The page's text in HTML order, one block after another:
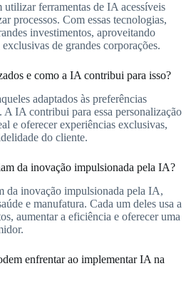
utilizar ferramentas de IA acessíveis
processos. Com essas tecnologias,
investimentos, aproveitando
de grandes corporações.
e como a IA contribui para isso?
adaptados às preferências
IA contribui para essa personalização
e oferecer experiências exclusivas,
do cliente.
da inovação impulsionada pela IA?
da inovação impulsionada pela IA,
e manufatura. Cada um deles usa a
aumentar a eficiência e oferecer uma
enfrentar ao implementar IA na